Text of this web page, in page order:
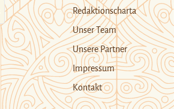
Redaktionscharta
Unser Team
Unsere Partner
Impressum
Kontakt